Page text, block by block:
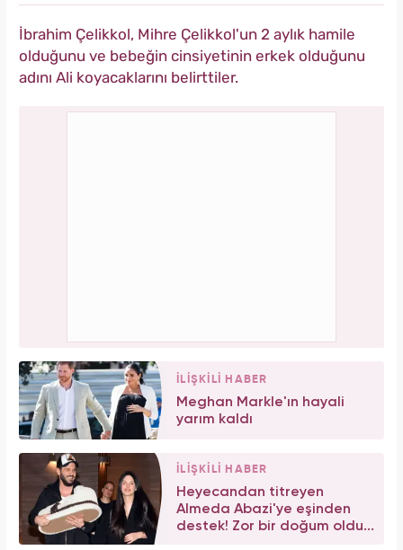
İbrahim Çelikkol, Mihre Çelikkol'un 2 aylık hamile
olduğunu ve bebeğin cinsiyetinin erkek olduğunu
adını Ali koyacaklarını belirttiler.
İLİŞKİLİ HABER
Meghan Markle'ın hayali
yarım kaldı
İLİŞKİLİ HABER
Heyecandan titreyen
Almeda Abazi'ye eşinden
destek! Zor bir doğum oldu...